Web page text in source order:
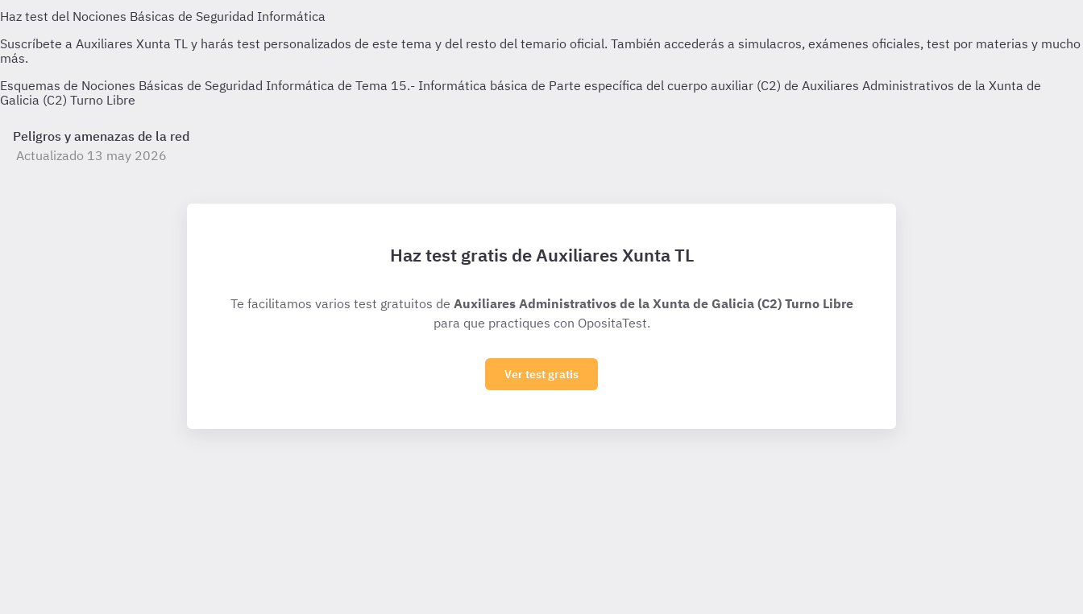
Esquemas de Nociones Básicas de Seguridad Informática de Tema 15.- Informática básica de Parte específica del cuerpo auxiliar (C2) de Auxiliares Administrativos de la Xunta de
Galicia (C2) Turno Libre
Peligros y amenazas de la red
Actualizado 13 may 2026
Haz test gratis de Auxiliares Xunta TL
Te facilitamos varios test gratuitos de Auxiliares Administrativos de la Xunta de Galicia (C2) Turno Libre
para que practiques con OpositaTest.
Ver test gratis